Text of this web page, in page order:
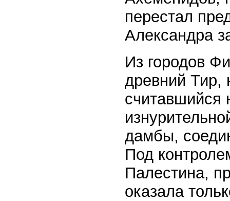
перестал
Александра
Из городов
древний Тир,
считавшийся
дамбы,
Под
Палестина,
оказала